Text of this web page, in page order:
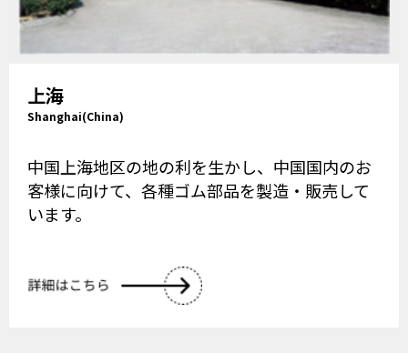
上海
Shanghai(China)
中国上海地区の地の利を生かし、中国国内のお
客様に向けて、各種ゴム部品を製造・販売して
います。